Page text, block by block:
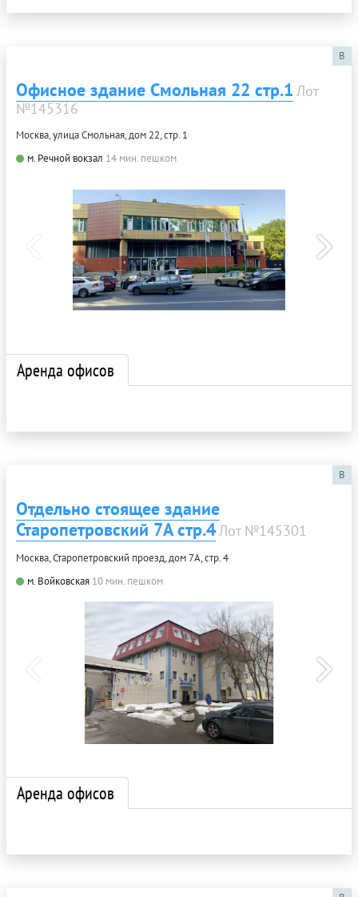
B
Офисное здание Смольная 22 стр.1 Лот
№145316
Москва, улица Смольная, дом 22, стр. 1
м. Речной вокзал 14 мин. пешком
Аренда офисов
B
Отдельно стоящее здание
Старопетровский 7А стр.4Лот №145301
Москва, Старопетровский проезд, дом 7А, стр. 4
м. Войковская 10 мин. пешком
Аренда офисов